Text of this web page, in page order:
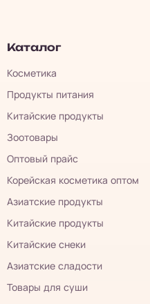
Каталог
Косметика
Продукты питания
Китайские продукты
Зоотовары
Оптовый прайс
Корейская косметика оптом
Азиатские продукты
Китайские продукты
Китайские снеки
Азиатские сладости
Товары для суши